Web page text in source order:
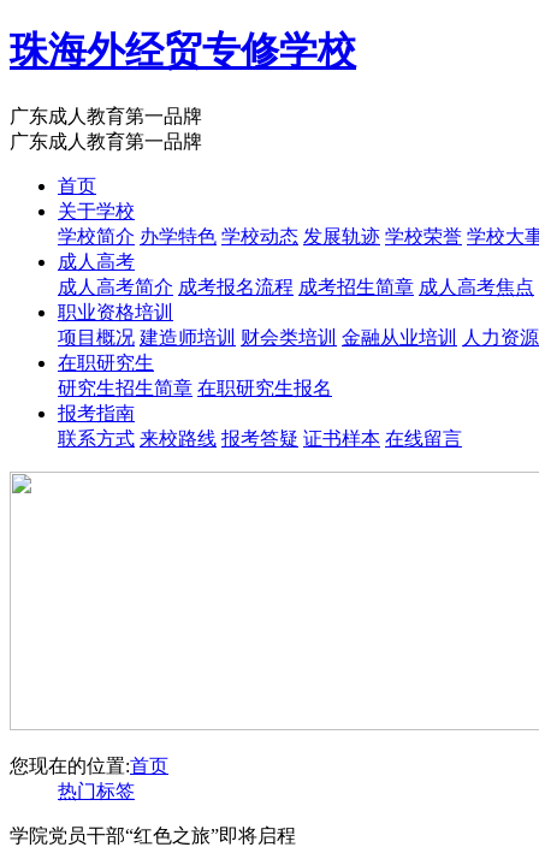
珠海外经贸专修学校
广东成人教育第一品牌
广东成人教育第一品牌
首页
关于学校
学校简介 办学特色 学校动态 发展轨迹 学校荣誉 学校大
成人高考
成人高考简介 成考报名流程 成考招生简章 成人高考焦点
职业资格培训
项目概况 建造师培训 财会类培训 金融从业培训
人力资
在职研究生
研究生招生简章 在职研究生报名
报考指南
联系方式 来校路线 报考答疑 证书样本 在线留言
您现在的位置:首页
热门标签
学院党员干部“红色之旅”即将启程